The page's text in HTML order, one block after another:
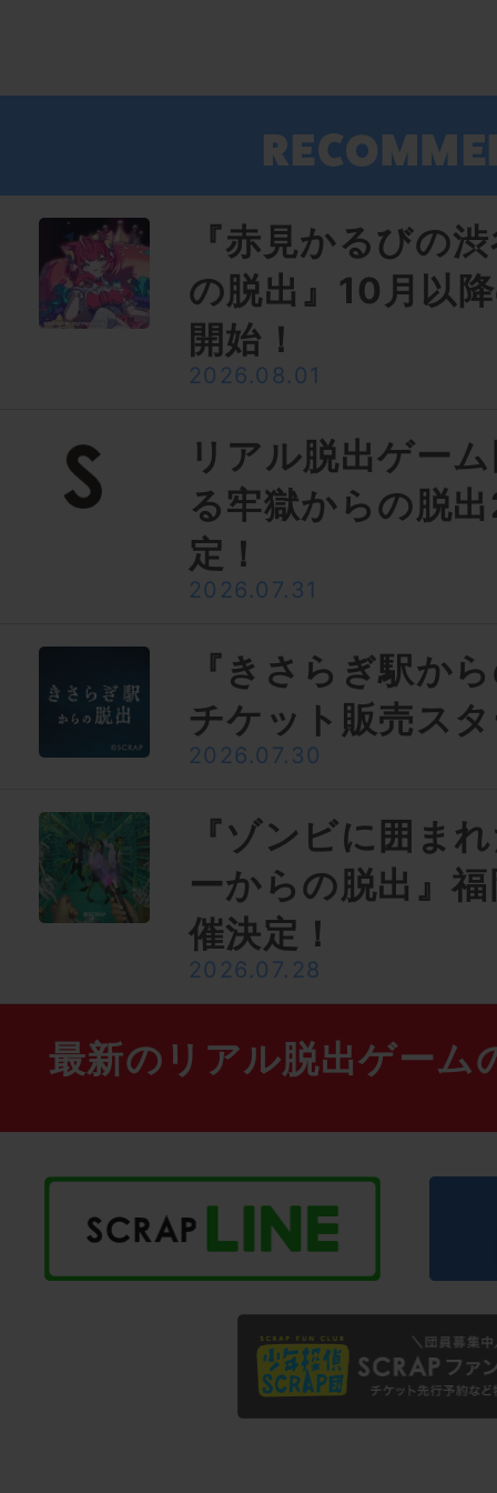
『赤見かるびの
の脱出』10月以
開始！
2026.08.01
リアル脱出ゲー
る牢獄からの脱
定！
2026.07.31
『きさらぎ駅か
チケット販売ス
2026.07.30
『ゾンビに囲ま
ーからの脱出』
催決定！
2026.07.28
最新のリアル脱出ゲーム